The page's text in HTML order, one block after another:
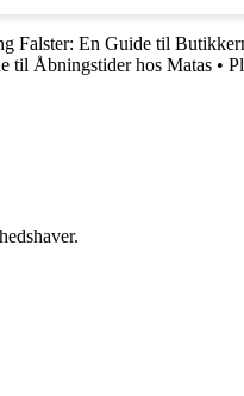
Falster: En Guide til
til Åbningstider hos Matas •